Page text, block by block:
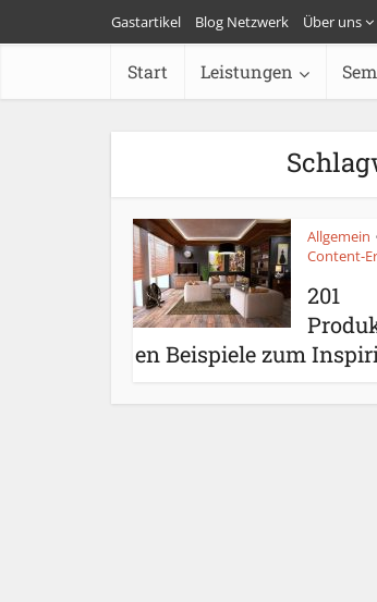
Gastartikel Blog Netzwerk Über uns
Start Leistungen
Allgemein
Content-
201
en Beispiele zum